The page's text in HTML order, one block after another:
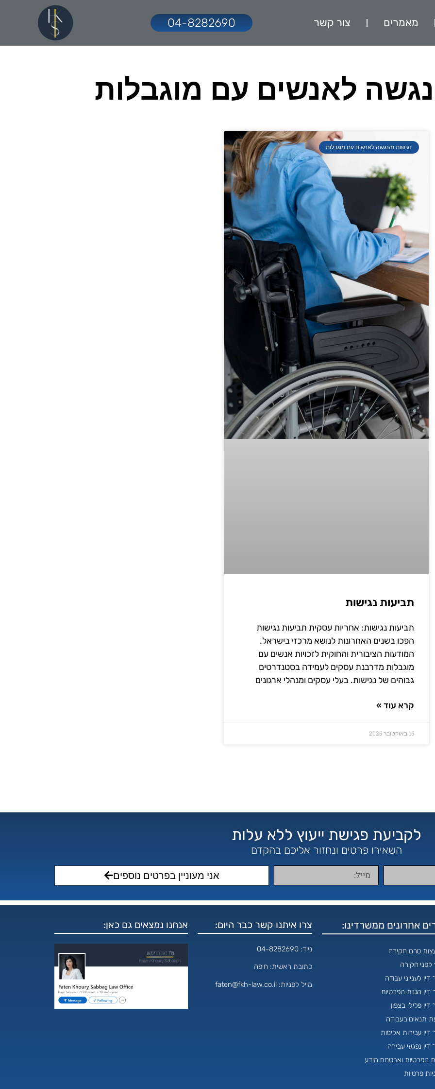
מאמרים צור קשר 04-8282690
לאנשים עם מוגבלות
נגישות והנגשה לאנשים עם מוגבלות
תביעות נגישות
תביעות נגישות: אחריות עסקית תביעות נגישות
הפכו בשנים האחרונות לנושא מרכזי בישראל.
המודעות הציבורית והחוקית לזכויות אנשים עם
מוגבלות מדרבנת עסקים לעמידה בסטנדרטים
גבוהים של נגישות. בעלי עסקים ומנהלי ארגונים
קרא עוד »
15 באוקטובר 2025
לקביעת פגישת ייעוץ ללא עלות
השאירו פרטים ונחזור אליכם בהקדם
אני מעוניין בפרטים נוספים
אחרונים ממשרדינו:
טרם חקירה
לפני חקירה
דין לענייני עבודה
דין הגנת הפרטיות
דין פלילי בצפון
תנאים בעבודה
דין עבירות אלימות
דין נפגעי עבירה
הפרטיות ואבטחת מידע
פרטיות
צרו איתנו קשר כבר היום:
נייד:04-8282690
כתובת ראשית: חיפה
מייל לפניות: faten@fkh-law.co.il
אנחנו נמצאים גם כאן: